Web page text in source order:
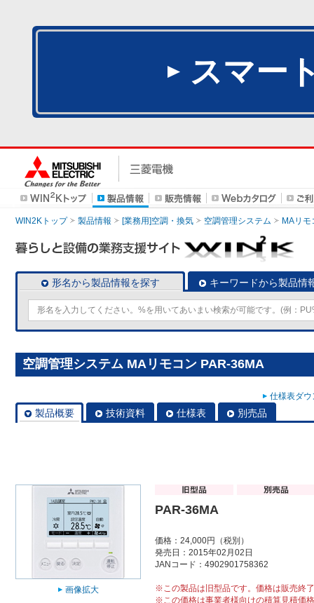
スマー
WIN2Kトップ 製品情報 [業務用]空調・換気 空調管理システム MAリモ
形名から製品情報を探す キーワードから製品情
空調管理システム MAリモコン PAR-36MA
仕様表ダ
製品概要 技術資料 仕様表 別売品
画像拡大
PAR-36MA
価格：24,000円（税別）
発売日：2015年02月02日
JANコード：4902901758362
※この製品は旧型品です。価格は販売終
※この価格は事業者様向けの積算見積価